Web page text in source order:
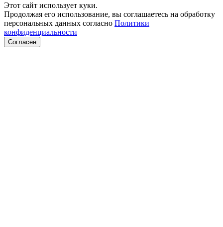
Этот сайт использует куки.
Продолжая его использование, вы соглашаетесь на обработку
персональных данных согласно Политики
конфиденциальности
Согласен